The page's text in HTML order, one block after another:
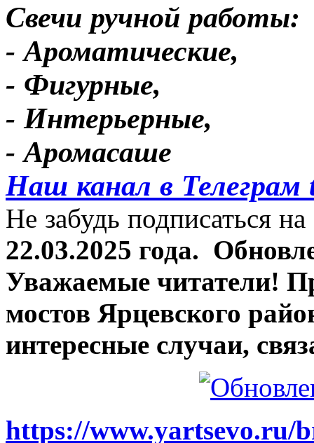
Свечи ручной работы:
- Ароматические,
- Фигурные,
- Интерьерные,
- Аромасаше
Наш канал в Телеграм
Не забудь подписаться
22.03.2025 года.
Уважаемые читатели!
мостов Ярцевского
интересные случаи,
https://www.yartsevo.ru/